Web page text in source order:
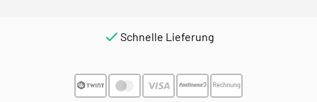
Schnelle Lieferung